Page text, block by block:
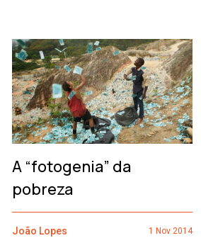
A “fotogenia” da
pobreza
João Lopes 1 Nov 2014